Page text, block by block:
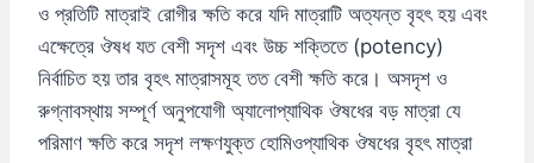
ও প্রতিটি মাত্রাই রোগীর ক্ষতি করে যদি মাত্রাটি অত্যন্ত বৃহৎ হয় এবং
এক্ষেত্রে ঔষধ যত বেশী সদৃশ এবং উচ্চ শক্তিতে (potency)
নির্বাচিত হয় তার বৃহৎ মাত্রাসমূহ তত বেশী ক্ষতি করে। অসদৃশ ও
রুগ্নাবস্থায় সম্পূর্ণ অনুপযোগী অ্যালোপ্যাথিক ঔষধের বড় মাত্রা যে
পরিমাণ ক্ষতি করে সদৃশ লক্ষণযুক্ত হোমিওপ্যাথিক ঔষধের বৃহৎ মাত্রা